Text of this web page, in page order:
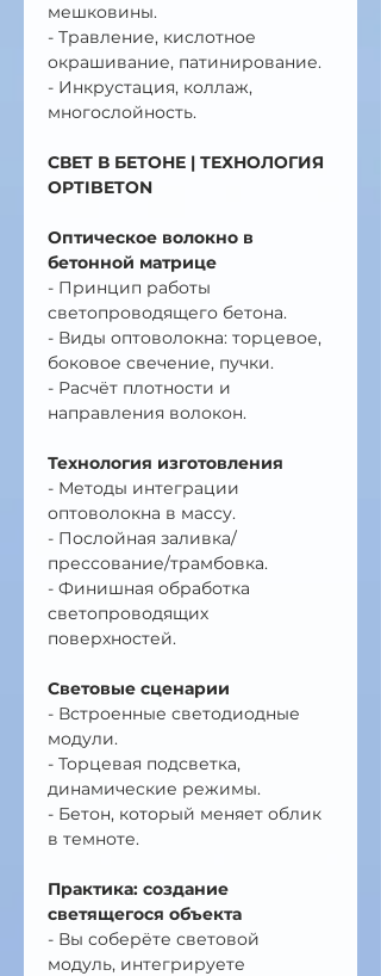
мешковины.
- Травление, кислотное
окрашивание, патинирование.
- Инкрустация, коллаж,
многослойность.
СВЕТ В БЕТОНЕ | ТЕХНОЛОГИЯ
OPTIBETON
Оптическое волокно в
бетонной матрице
- Принцип работы
светопроводящего бетона.
- Виды оптоволокна: торцевое,
боковое свечение, пучки.
- Расчёт плотности и
направления волокон.
Технология изготовления
- Методы интеграции
оптоволокна в массу.
- Послойная заливка/
прессование/трамбовка.
- Финишная обработка
светопроводящих
поверхностей.
Световые сценарии
- Встроенные светодиодные
модули.
- Торцевая подсветка,
динамические режимы.
- Бетон, который меняет облик
в темноте.
Практика: создание
светящегося объекта
- Вы соберёте световой
модуль, интегрируете